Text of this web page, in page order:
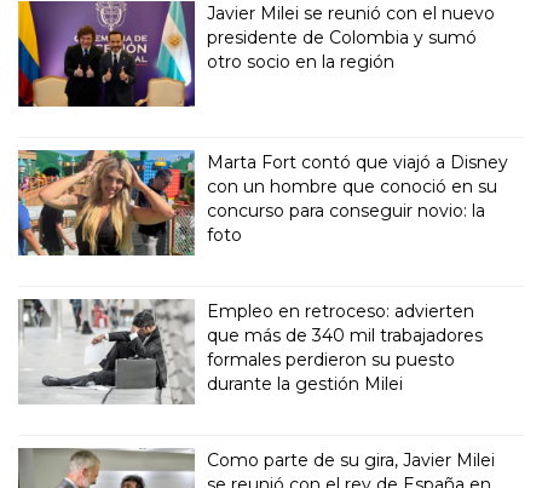
Javier Milei se reunió con el nuevo
presidente de Colombia y sumó
otro socio en la región
Marta Fort contó que viajó a Disney
con un hombre que conoció en su
concurso para conseguir novio: la
foto
Empleo en retroceso: advierten
que más de 340 mil trabajadores
formales perdieron su puesto
durante la gestión Milei
Como parte de su gira, Javier Milei